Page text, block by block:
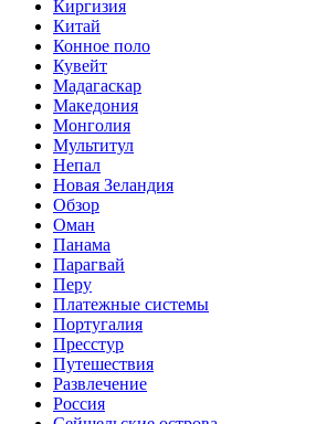
Киргизия
Китай
Конное поло
Кувейт
Мадагаскар
Македония
Монголия
Мультитул
Непал
Новая Зеландия
Обзор
Оман
Панама
Парагвай
Перу
Платежные системы
Португалия
Пресстур
Путешествия
Развлечение
Россия